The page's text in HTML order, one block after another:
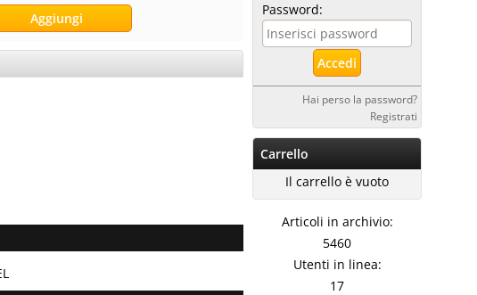
Password:
Hai perso la password?
Registrati
Carrello
Il carrello è vuoto
Articoli in archivio:
5460
Utenti in linea:
17